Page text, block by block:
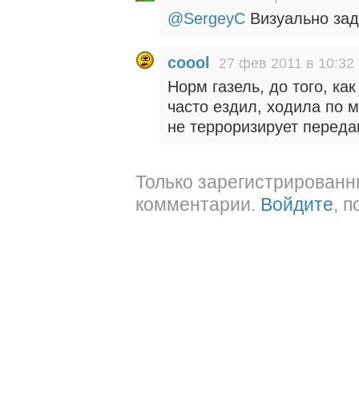
@SergeyC Визуально
coool 27 фев 2011 в 10:32
Норм газель, до того,
часто ездил, ходила по
не терроризирует
Только
комментарии. Войдите,